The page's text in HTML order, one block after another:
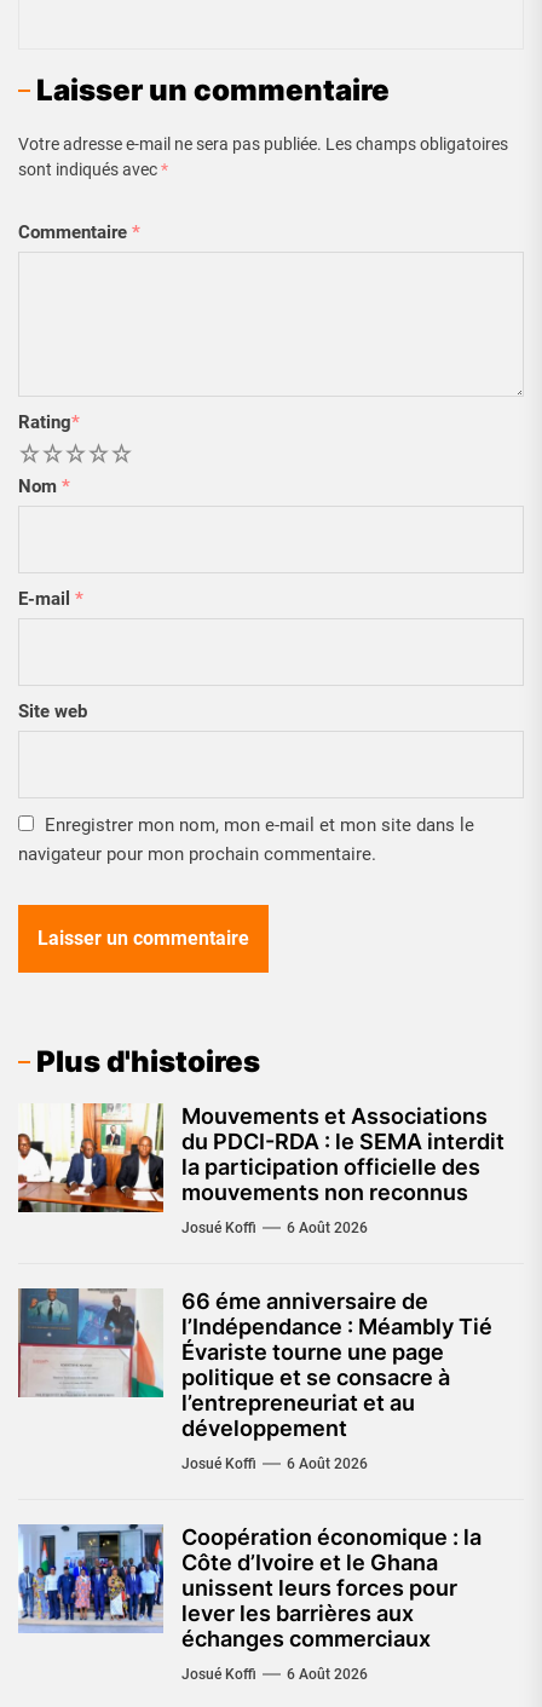
Laisser un commentaire
Votre adresse e-mail ne sera pas publiée. Les champs obligatoires
sont indiqués avec*
Commentaire *
Rating*
5
4
3
2
Nom *
E-mail *
Site web
Enregistrer mon nom, mon e-mail et mon site dans le
navigateur pour mon prochain commentaire.
Plus d'histoires
Mouvements et Associations
du PDCI-RDA : le SEMA interdit
la participation officielle des
mouvements non reconnus
Josué Koffi 6 Août 2026
66 éme anniversaire de
l’Indépendance : Méambly Tié
Évariste tourne une page
politique et se consacre à
l’entrepreneuriat et au
développement
Josué Koffi 6 Août 2026
Coopération économique : la
Côte d’Ivoire et le Ghana
unissent leurs forces pour
lever les barrières aux
échanges commerciaux
Josué Koffi 6 Août 2026